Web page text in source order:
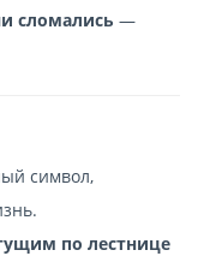
сломались —
символ,
по лестнице